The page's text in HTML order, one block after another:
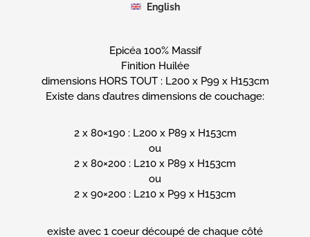
English
Epicéa 100% Massif
Finition Huilée
dimensions HORS TOUT : L200 x P99 x H153cm
Existe dans d’autres dimensions de couchage:
2 x 80×190 : L200 x P89 x H153cm
ou
2 x 80×200 : L210 x P89 x H153cm
ou
2 x 90×200 : L210 x P99 x H153cm
existe avec 1 coeur découpé de chaque côté